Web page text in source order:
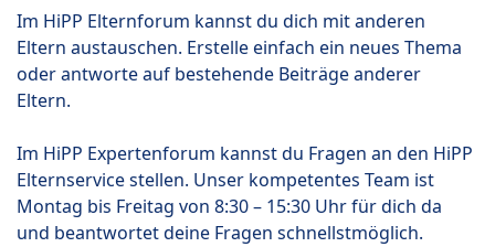
Im HiPP Elternforum kannst du dich mit anderen
Eltern austauschen. Erstelle einfach ein neues Thema
oder antworte auf bestehende Beiträge anderer
Eltern.
Im HiPP Expertenforum kannst du Fragen an den HiPP
Elternservice stellen. Unser kompetentes Team ist
Montag bis Freitag von 8:30 – 15:30 Uhr für dich da
und beantwortet deine Fragen schnellstmöglich.